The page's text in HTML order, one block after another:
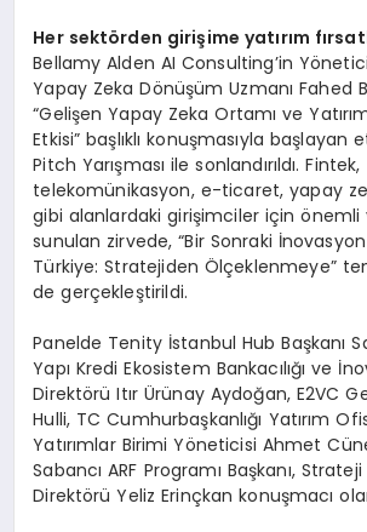
Her sektörden girişime yatırım
Bellamy Alden AI Consulting’in
Yapay Zeka Dönüşüm Uzmanı Fahed
“Gelişen Yapay Zeka Ortamı ve
Etkisi” başlıklı konuşmasıyla başlayan
Pitch Yarışması ile sonlandırıldı. Fintek,
telekomünikasyon, e-ticaret, yapay
gibi alanlardaki girişimciler için önemli
sunulan zirvede, “Bir Sonraki
Türkiye: Stratejiden Ölçeklenmeye”
de gerçekleştirildi.
Panelde Tenity İstanbul Hub Başkanı
Yapı Kredi Ekosistem Bankacılığı ve
Direktörü Itır Ürünay Aydoğan, E2VC
Hulli, TC Cumhurbaşkanlığı Yatırım
Yatırımlar Birimi Yöneticisi Ahmet
Sabancı ARF Programı Başkanı,
Direktörü Yeliz Erinçkan konuşmacı